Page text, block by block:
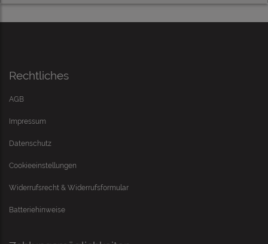
Rechtliches
AGB
Impressum
Datenschutz
Cookieeinstellungen
Widerrufsrecht & Widerrufsformular
Batteriehinweise